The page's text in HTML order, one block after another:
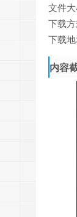
文件
下载
下载
内容